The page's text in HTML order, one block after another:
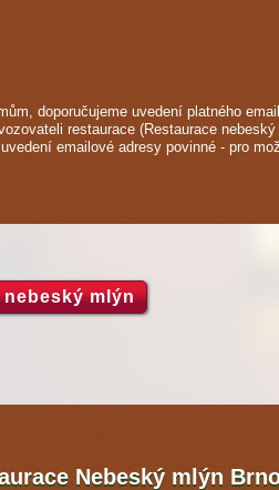
doporučujeme uvedení platného
restaurace (Restaurace
emailové adresy povinné - pro
nebeský mlýn
Nebeský mlýn